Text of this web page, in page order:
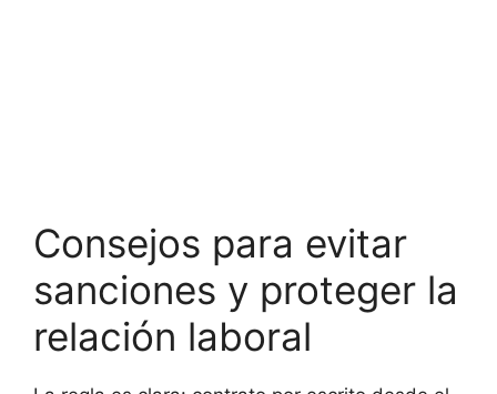
Consejos para evitar
sanciones y proteger la
relación laboral